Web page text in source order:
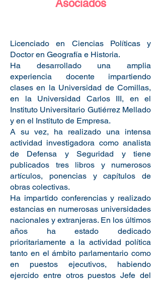
Asociados
Licenciado en Ciencias Políticas y
Doctor en Geografía e Historia.
Ha desarrollado una amplia
experiencia docente impartiendo
clases en la Universidad de Comillas,
en la Universidad Carlos III, en el
Instituto Universitario Gutiérrez Mellado
y en el Instituto de Empresa.
A su vez, ha realizado una intensa
actividad investigadora como analista
de Defensa y Seguridad y tiene
publicados tres libros y numerosos
artículos, ponencias y capítulos de
obras colectivas.
Ha impartido conferencias y realizado
estancias en numerosas universidades
nacionales y extranjeras. En los últimos
años ha estado dedicado
prioritariamente a la actividad política
tanto en el ámbito parlamentario como
en puestos ejecutivos, habiendo
ejercido entre otros puestos Jefe del